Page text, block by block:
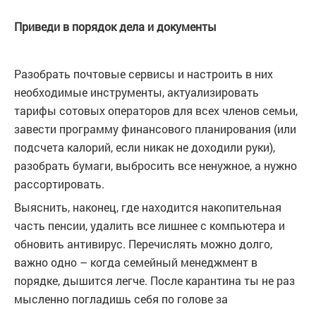
Приведи в порядок дела и документы
Разобрать почтовые сервисы и настроить в них
необходимые инструменты, актуализировать
тарифы сотовых операторов для всех членов семьи,
завести программу финансового планирования (или
подсчета калорий, если никак не доходили руки),
разобрать бумаги, выбросить все ненужное, а нужно
рассортировать.
Выяснить, наконец, где находится накопительная
часть пенсии, удалить все лишнее с компьютера и
обновить антивирус. Перечислять можно долго,
важно одно – когда семейный менеджмент в
порядке, дышится легче. После карантина ты не раз
мысленно погладишь себя по голове за